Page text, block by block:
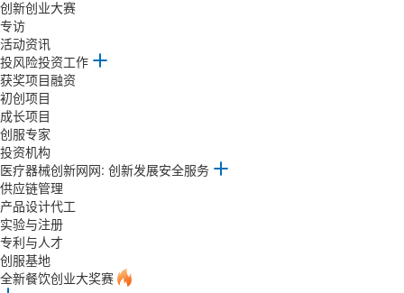
创新创业大赛
专访
活动资讯
投风险投资工作
获奖项目融资
初创项目
成长项目
创服专家
投资机构
医疗器械创新网网: 创新发展安全服务
供应链管理
产品设计代工
实验与注册
专利与人才
创服基地
全新餐饮创业大奖赛